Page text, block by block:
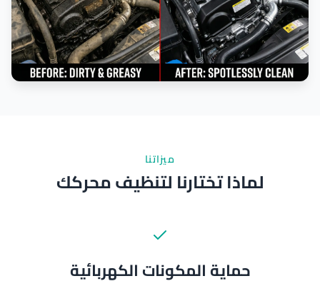
ميزاتنا
لماذا تختارنا لتنظيف محركك
حماية المكونات الكهربائية